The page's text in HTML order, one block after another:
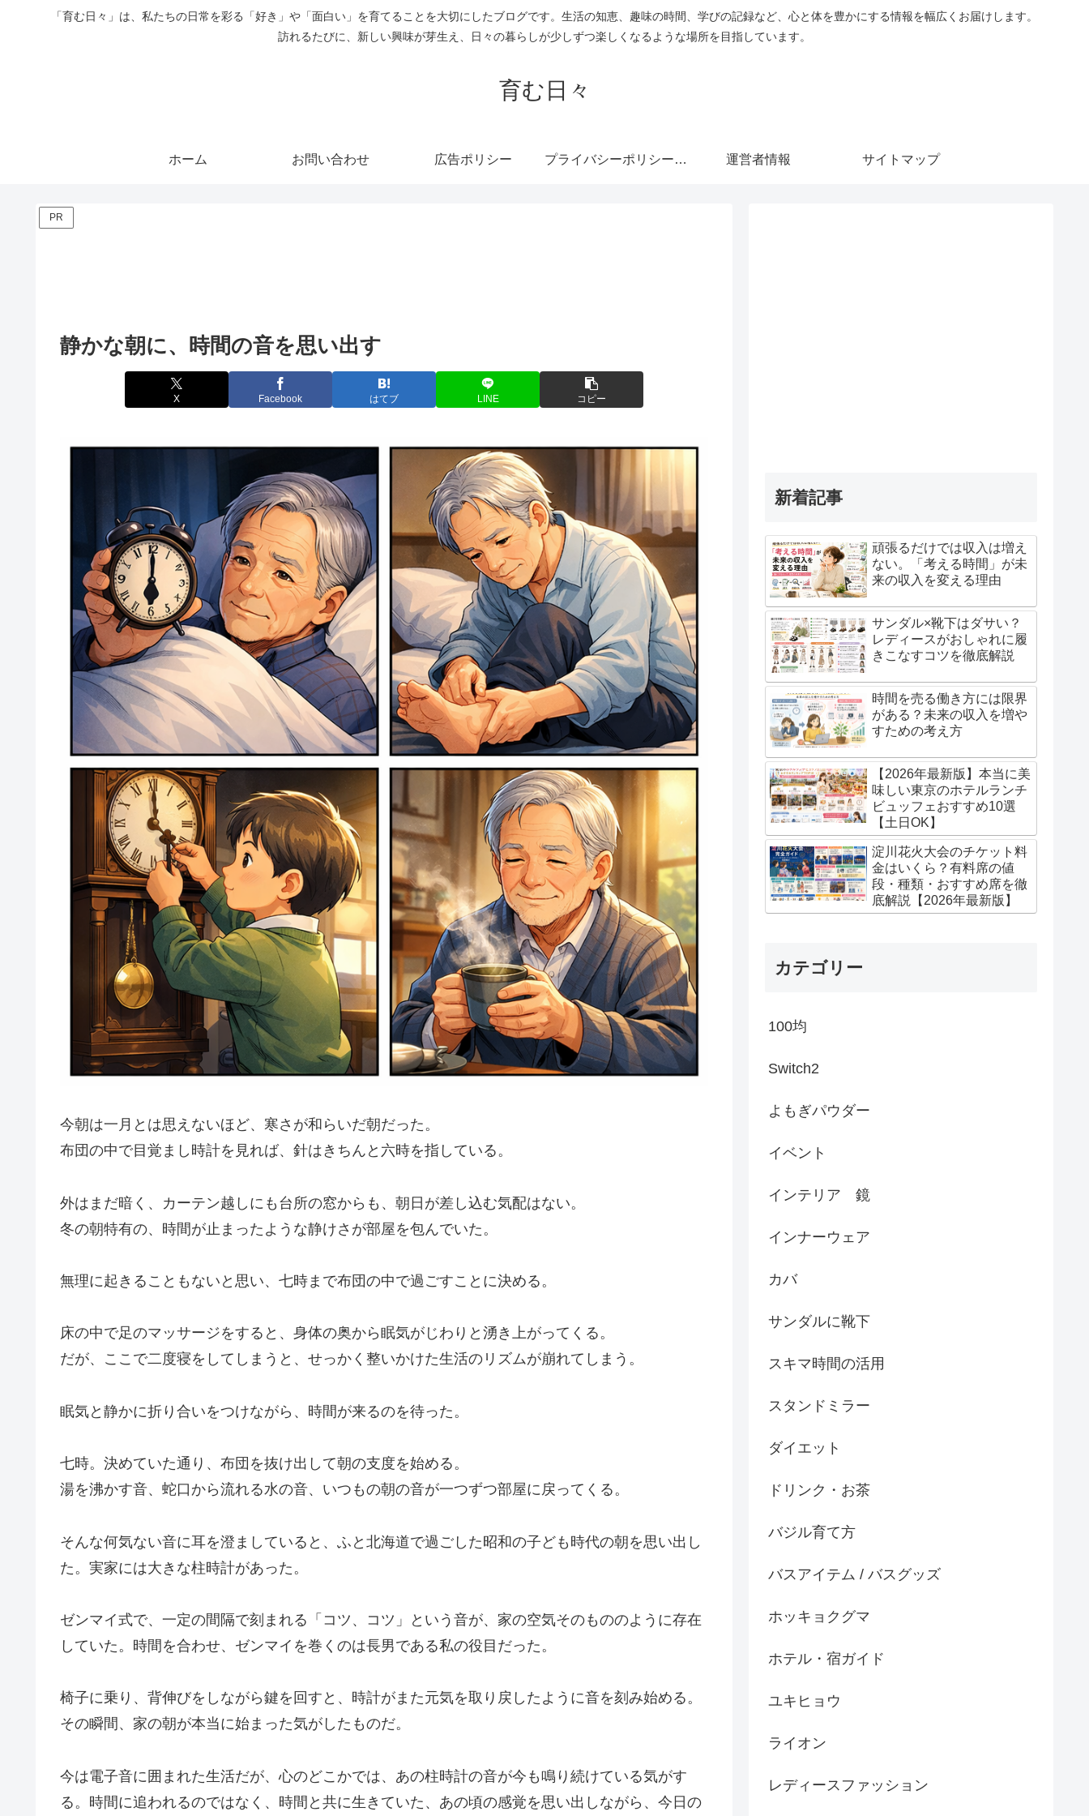
「育む日々」は、私たちの日常を彩る「好き」や「面白い」を育てることを大切にしたブログです。生活の知恵、趣味の時間、学びの記録など、心と体を豊かにする情報を幅広くお届けします。
訪れるたびに、新しい興味が芽生え、日々の暮らしが少しずつ楽しくなるような場所を目指しています。
育む日々
ホーム お問い合わせ 広告ポリシー プライバシーポリシー・免責事項 運営者情報 サイトマップ
PR
静かな朝に、時間の音を思い出す
X Facebook はてブ LINE コピー
今朝は一月とは思えないほど、寒さが和らいだ朝だった。
布団の中で目覚まし時計を見れば、針はきちんと六時を指している。
外はまだ暗く、カーテン越しにも台所の窓からも、朝日が差し込む気配はない。
冬の朝特有の、時間が止まったような静けさが部屋を包んでいた。
無理に起きることもないと思い、七時まで布団の中で過ごすことに決める。
床の中で足のマッサージをすると、身体の奥から眠気がじわりと湧き上がってくる。
だが、ここで二度寝をしてしまうと、せっかく整いかけた生活のリズムが崩れてしまう。
眠気と静かに折り合いをつけながら、時間が来るのを待った。
七時。決めていた通り、布団を抜け出して朝の支度を始める。
湯を沸かす音、蛇口から流れる水の音、いつもの朝の音が一つずつ部屋に戻ってくる。
そんな何気ない音に耳を澄ましていると、ふと北海道で過ごした昭和の子ども時代の朝を思い出し
た。実家には大きな柱時計があった。
ゼンマイ式で、一定の間隔で刻まれる「コツ、コツ」という音が、家の空気そのもののように存在
していた。時間を合わせ、ゼンマイを巻くのは長男である私の役目だった。
椅子に乗り、背伸びをしながら鍵を回すと、時計がまた元気を取り戻したように音を刻み始める。
その瞬間、家の朝が本当に始まった気がしたものだ。
今は電子音に囲まれた生活だが、心のどこかでは、あの柱時計の音が今も鳴り続けている気がす
る。時間に追われるのではなく、時間と共に生きていた、あの頃の感覚を思い出しながら、今日の
新着記事
頑張るだけでは収入は増え
ない。「考える時間」が未
来の収入を変える理由
サンダル×靴下はダサい？
レディースがおしゃれに履
きこなすコツを徹底解説
時間を売る働き方には限界
がある？未来の収入を増や
すための考え方
【2026年最新版】本当に美
味しい東京のホテルランチ
ビュッフェおすすめ10選
【土日OK】
淀川花火大会のチケット料
金はいくら？有料席の値
段・種類・おすすめ席を徹
底解説【2026年最新版】
カテゴリー
100均
Switch2
よもぎパウダー
イベント
インテリア 鏡
インナーウェア
カバ
サンダルに靴下
スキマ時間の活用
スタンドミラー
ダイエット
ドリンク・お茶
バジル育て方
バスアイテム / バスグッズ
ホッキョクグマ
ホテル・宿ガイド
ユキヒョウ
ライオン
レディースファッション